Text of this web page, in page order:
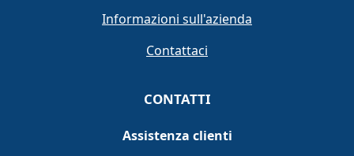
Informazioni sull'azienda
Contattaci
CONTATTI
Assistenza clienti